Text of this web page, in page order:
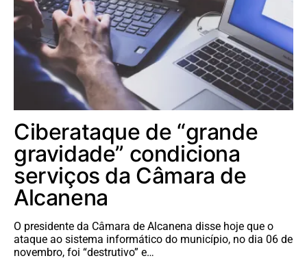
Ciberataque de “grande
gravidade” condiciona
serviços da Câmara de
Alcanena
O presidente da Câmara de Alcanena disse hoje que o
ataque ao sistema informático do município, no dia 06 de
novembro, foi “destrutivo” e…